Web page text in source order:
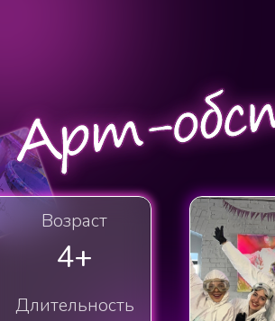
4+
Возраст
2 200
от
1 ч
Длительность